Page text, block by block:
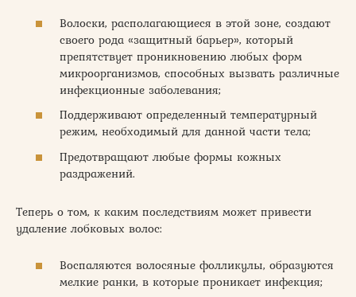
Волоски, располагающиеся в этой зоне, создают
своего рода «защитный барьер», который
препятствует проникновению любых форм
микроорганизмов, способных вызвать различные
инфекционные заболевания;
Поддерживают определенный температурный
режим, необходимый для данной части тела;
Предотвращают любые формы кожных
раздражений.
Теперь о том, к каким последствиям может привести
удаление лобковых волос:
Воспаляются волосяные фолликулы, образуются
мелкие ранки, в которые проникает инфекция;